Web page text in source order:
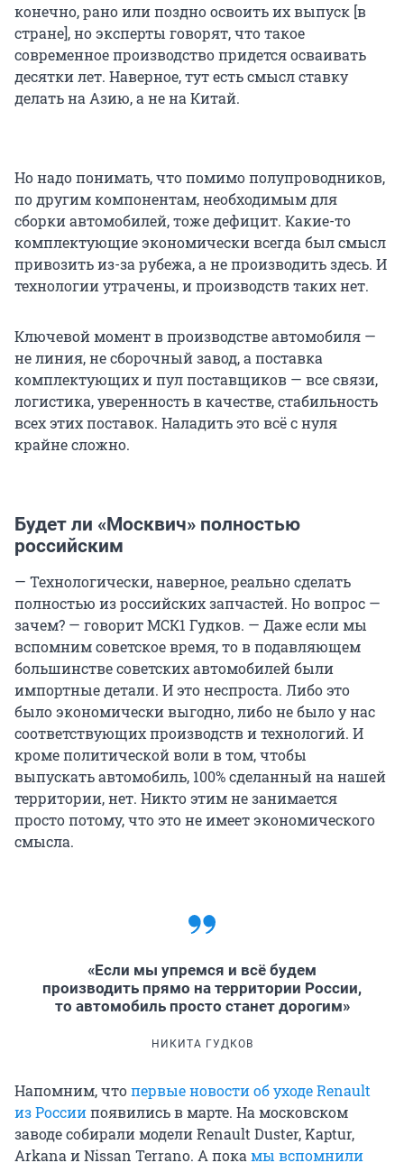
конечно, рано или поздно освоить их выпуск [в
стране], но эксперты говорят, что такое
современное производство придется осваивать
десятки лет. Наверное, тут есть смысл ставку
делать на Азию, а не на Китай.
Но надо понимать, что помимо полупроводников,
по другим компонентам, необходимым для
сборки автомобилей, тоже дефицит. Какие-то
комплектующие экономически всегда был смысл
привозить из-за рубежа, а не производить здесь. И
технологии утрачены, и производств таких нет.
Ключевой момент в производстве автомобиля —
не линия, не сборочный завод, а поставка
комплектующих и пул поставщиков — все связи,
логистика, уверенность в качестве, стабильность
всех этих поставок. Наладить это всё с нуля
крайне сложно.
Будет ли «Москвич» полностью
российским
— Технологически, наверное, реально сделать
полностью из российских запчастей. Но вопрос —
зачем? — говорит МСК1 Гудков. — Даже если мы
вспомним советское время, то в подавляющем
большинстве советских автомобилей были
импортные детали. И это неспроста. Либо это
было экономически выгодно, либо не было у нас
соответствующих производств и технологий. И
кроме политической воли в том, чтобы
выпускать автомобиль, 100% сделанный на нашей
территории, нет. Никто этим не занимается
просто потому, что это не имеет экономического
смысла.
«Если мы упремся и всё будем
производить прямо на территории России,
то автомобиль просто станет дорогим»
НИКИТА ГУДКОВ
Напомним, чтопервые новости об уходе Renault
из Россиипоявились в марте. На московском
заводе собирали модели Renault Duster, Kaptur,
Arkana и Nissan Terrano. А покамы вспомнили